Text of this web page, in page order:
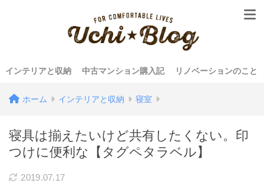
インテリアと収納 中古マンション購入記 リノベーションのこと
ホーム インテリアと収納 寝室
寝具は揃えたいけど共有したくない。印
つけに便利な【タグペタラベル】
2019.07.17